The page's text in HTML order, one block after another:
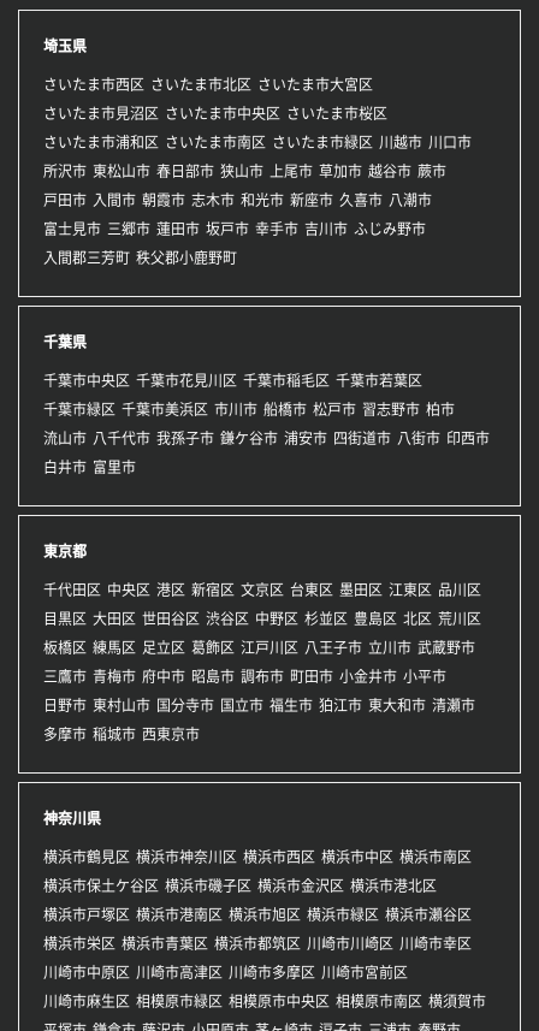
埼玉県
さいたま市西区 さいたま市北区
さいたま市大宮区
さいたま市見沼区
さいたま市中央区
さいたま市桜区
さいたま市浦和区
さいたま市南区 さいたま市緑区 川越市 川口市
所沢市 東松山市 春日部市 狭山市 上尾市 草加市 越谷市 蕨市
戸田市 入間市 朝霞市 志木市 和光市 新座市 久喜市 八潮市
富士見市 三郷市 蓮田市 坂戸市 幸手市 吉川市 ふじみ野市
入間郡三芳町 秩父郡小鹿野町
千葉県
千葉市中央区 千葉市花見川区 千葉市稲毛区 千葉市若葉区
千葉市緑区 千葉市美浜区 市川市 船橋市 松戸市 習志野市 柏市
流山市 八千代市 我孫子市 鎌ケ谷市 浦安市 四街道市 八街市 印西市
白井市 富里市
東京都
千代田区 中央区 港区 新宿区 文京区 台東区 墨田区 江東区 品川区
目黒区 大田区 世田谷区 渋谷区 中野区 杉並区 豊島区 北区 荒川区
板橋区 練馬区 足立区 葛飾区 江戸川区 八王子市 立川市 武蔵野市
三鷹市 青梅市 府中市 昭島市 調布市 町田市 小金井市 小平市
日野市 東村山市 国分寺市 国立市 福生市 狛江市 東大和市 清瀬市
多摩市 稲城市 西東京市
神奈川県
横浜市鶴見区 横浜市神奈川区 横浜市西区 横浜市中区 横浜市南区
横浜市保土ケ谷区 横浜市磯子区 横浜市金沢区 横浜市港北区
横浜市戸塚区 横浜市港南区 横浜市旭区 横浜市緑区 横浜市瀬谷区
横浜市栄区 横浜市青葉区 横浜市都筑区 川崎市川崎区 川崎市幸区
川崎市中原区 川崎市高津区 川崎市多摩区 川崎市宮前区
川崎市麻生区 相模原市緑区 相模原市中央区 相模原市南区 横須賀市